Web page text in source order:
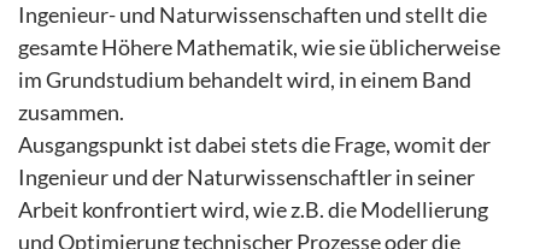
Ingenieur- und Naturwissenschaften und stellt die
gesamte Höhere Mathematik, wie sie üblicherweise
im Grundstudium behandelt wird, in einem Band
zusammen.
Ausgangspunkt ist dabei stets die Frage, womit der
Ingenieur und der Naturwissenschaftler in seiner
Arbeit konfrontiert wird, wie z.B. die Modellierung
und Optimierung technischer Prozesse oder die